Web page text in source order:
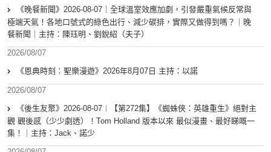
《晚餐新聞》2026-08-07｜全球溫室效應加劇，引發嚴重氣候反常與
極端天氣！各地口號式的綠色出行、減少碳排，實際又做得到嗎？｜晚
餐新聞｜主持：陳珏明、劉銳紹（夫子）
2026/08/07
《恩典時刻：聖樂漫遊》2026年8月07日 主持：以諾
2026/08/07
《後生友聚》2026-08-07︱【第272集】《蜘蛛俠：英雄重生》絕對主
觀 觀後感（少少劇透）！Tom Holland 版本以來 最似漫畫、最好睇嘅一
集！｜主持：Jack、諾少